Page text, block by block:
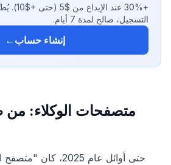
+30% عند
التسجيل، صالح لمدة 7 أيام.
إنشاء حساب ←
متصفحات الوكلاء:
حتى أوائل عام 2025،